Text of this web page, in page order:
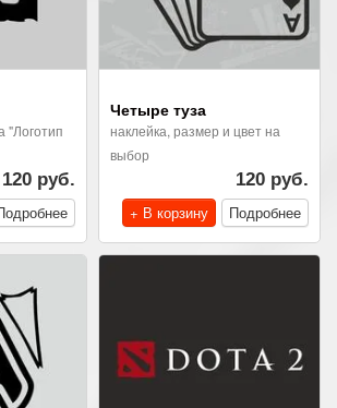
"Логотип
120 руб.
Четыре туза
наклейка, размер и цвет на
выбор
120 руб.
+ В корзину
Подробнее